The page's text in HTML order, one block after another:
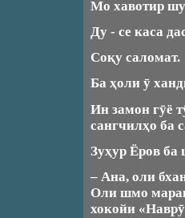
Мо хавотир
Ду - се каса
Соқу саломат.
Ба ҳоли ӯ
Ин замон гӯё
сангчилҳо ба
Зуҳур Ёров
– Ана, оли
Оли шмо
хокойи